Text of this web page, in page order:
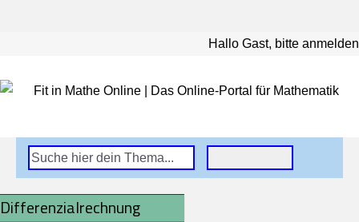
Hallo Gast, bitte anmelden
Differenzialrechnung